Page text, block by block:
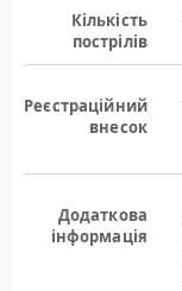
Кількість
пострілів
Реєстраційний
внесок
Додаткова
інформація